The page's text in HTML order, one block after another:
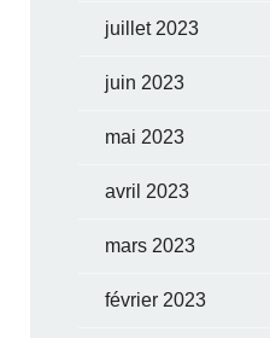
juillet 2023
juin 2023
mai 2023
avril 2023
mars 2023
février 2023